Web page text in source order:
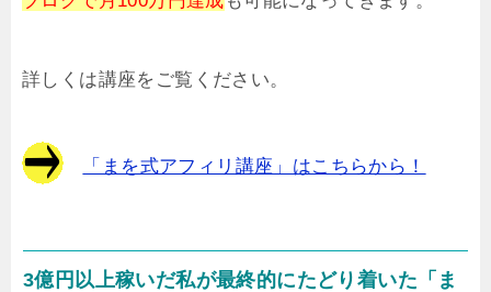
詳しくは講座をご覧ください。
「まを式アフィリ講座」はこちらから！
3億円以上稼いだ私が最終的にたどり着いた「ま